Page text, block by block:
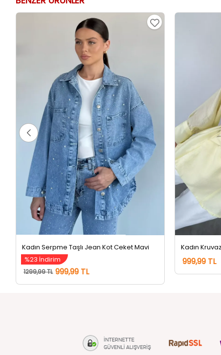
Kadın Serpme Taşlı Jean Kot Ceket Mavi
%23 İndirim
1299,99 TL 999,99 TL
999,99 TL